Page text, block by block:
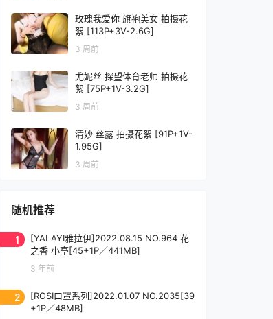
玫瑰我爱你 旗袍美女 拍摄花
絮 [113P+3V-2.6G]
3 周前
尤妮丝 探望体育老师 拍摄花
絮 [75P+1V-3.2G]
3 周前
清妙 丝露 拍摄花絮 [91P+1V-
1.95G]
3 周前
随机推荐
1
[YALAYI雅拉伊]2022.08.15 NO.964 花
之香 小亭[45+1P／441MB]
3 年前
2
[ROSI口罩系列]2022.01.07 NO.2035[39
+1P／48MB]